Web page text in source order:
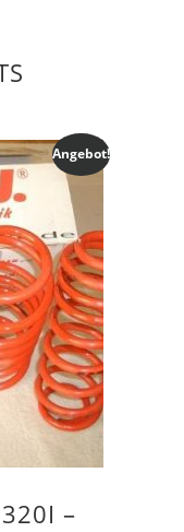
Angebot!
–